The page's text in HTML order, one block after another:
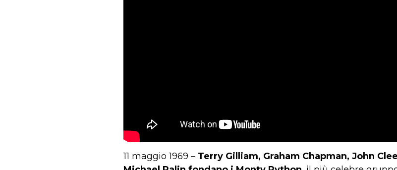
11 maggio 1969 – Terry Gilliam, Graham Chapman, John